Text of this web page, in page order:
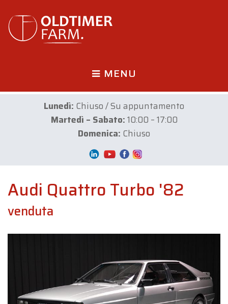
MENU
Lunedì: Chiuso / Su appuntamento
Martedì – Sabato:10:00 – 17:00
Domenica: Chiuso
Audi Quattro Turbo '82
venduta